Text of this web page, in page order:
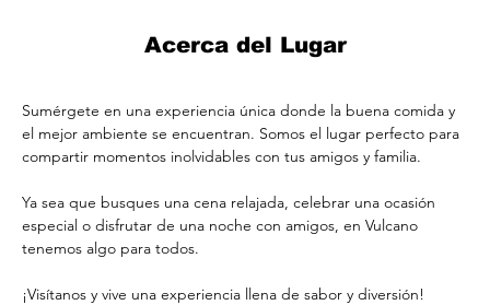
Acerca del Lugar
Sumérgete en una experiencia única donde la buena comida y
el mejor ambiente se encuentran. Somos el lugar perfecto para
compartir momentos inolvidables con tus amigos y familia.
Ya sea que busques una cena relajada, celebrar una ocasión
especial o disfrutar de una noche con amigos, en Vulcano
tenemos algo para todos.
¡Visítanos y vive una experiencia llena de sabor y diversión!